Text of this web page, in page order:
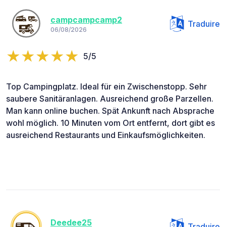
campcampcamp2
06/08/2026
Traduire
5/5
Top Campingplatz. Ideal für ein Zwischenstopp. Sehr
saubere Sanitäranlagen. Ausreichend große Parzellen.
Man kann online buchen. Spät Ankunft nach Absprache
wohl möglich. 10 Minuten vom Ort entfernt, dort gibt es
ausreichend Restaurants und Einkaufsmöglichkeiten.
Deedee25